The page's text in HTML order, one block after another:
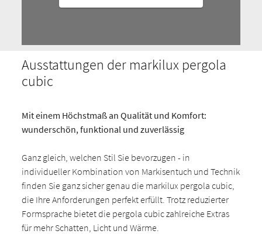
Ausstattungen der markilux pergola
cubic
Mit einem Höchstmaß an Qualität und Komfort:
wunderschön, funktional und zuverlässig
Ganz gleich, welchen Stil Sie bevorzugen - in
individueller Kombination von Markisentuch und Technik
finden Sie ganz sicher genau die markilux pergola cubic,
die Ihre Anforderungen perfekt erfüllt. Trotz reduzierter
Formsprache bietet die pergola cubic zahlreiche Extras
für mehr Schatten, Licht und Wärme.